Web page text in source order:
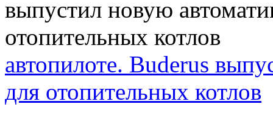
автопилоте. Buderus
для отопительных котлов